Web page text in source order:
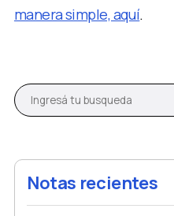
manera simple, aquí.
Notas recientes